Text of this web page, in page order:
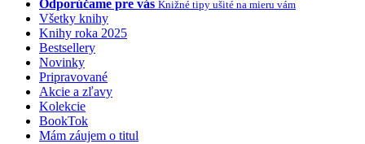
Odporúčame pre vás Knižné tipy ušité na mieru vám
Všetky knihy
Knihy roka 2025
Bestsellery
Novinky
Pripravované
Akcie a zľavy
Kolekcie
BookTok
Mám záujem o titul